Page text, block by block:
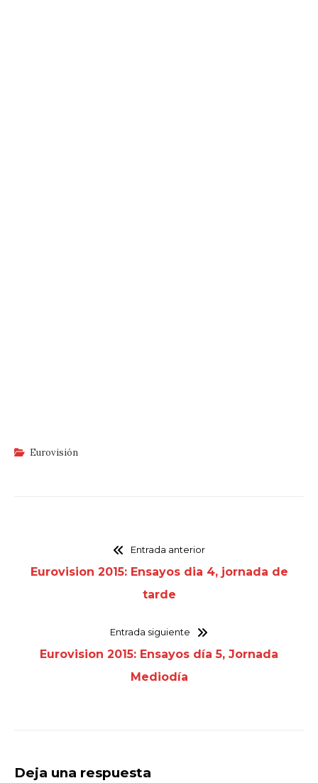
Eurovisión
Entrada anterior
Eurovision 2015: Ensayos dia 4, jornada de
tarde
Entrada siguiente
Eurovision 2015: Ensayos día 5, Jornada
Mediodía
Deja una respuesta